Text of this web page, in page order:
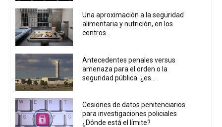
Una aproximación a la seguridad
alimentaria y nutrición, en los
centros...
Antecedentes penales versus
amenaza para el orden o la
seguridad pública: ¿es...
Cesiones de datos penitenciarios
para investigaciones policiales
¿Dónde está el límite?